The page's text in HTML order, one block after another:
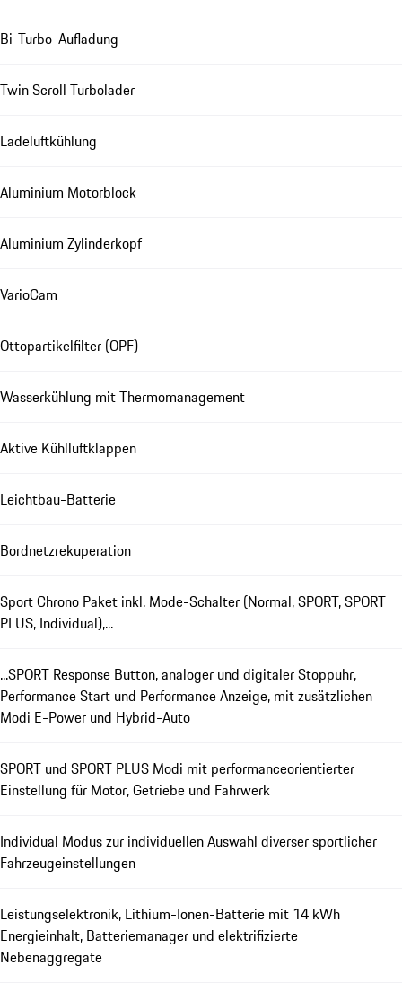
Bi-Turbo-Aufladung
Twin Scroll Turbolader
Ladeluftkühlung
Aluminium Motorblock
Aluminium Zylinderkopf
VarioCam
Ottopartikelfilter (OPF)
Wasserkühlung mit Thermomanagement
Aktive Kühlluftklappen
Leichtbau-Batterie
Bordnetzrekuperation
Sport Chrono Paket inkl. Mode-Schalter (Normal, SPORT, SPORT
PLUS, Individual),...
...SPORT Response Button, analoger und digitaler Stoppuhr,
Performance Start und Performance Anzeige, mit zusätzlichen
Modi E-Power und Hybrid-Auto
SPORT und SPORT PLUS Modi mit performanceorientierter
Einstellung für Motor, Getriebe und Fahrwerk
Individual Modus zur individuellen Auswahl diverser sportlicher
Fahrzeugeinstellungen
Leistungselektronik, Lithium-Ionen-Batterie mit 14 kWh
Energieinhalt, Batteriemanager und elektrifizierte
Nebenaggregate